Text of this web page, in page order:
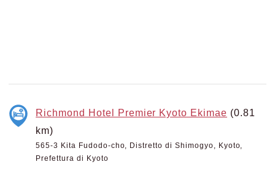
Richmond Hotel Premier Kyoto Ekimae (0.81
km)
565-3 Kita Fudodo-cho, Distretto di Shimogyo, Kyoto,
Prefettura di Kyoto